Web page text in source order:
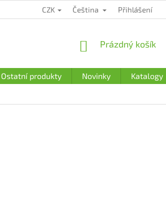
PODMÍNKY OCHRANY OSOBNÍCH
CZK Čeština Přihlášení
NÁKUPNÍ
Prázdný košík
Ostatní produkty Novinky Katalogy